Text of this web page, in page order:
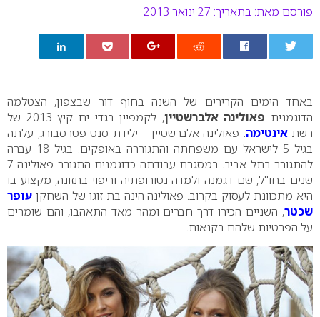
פורסם מאת: בתאריך: 27 ינואר 2013
באחד הימים הקרירים של השנה בחוף דור שבצפון, הצטלמה
הדוגמנית פאולינה אלברשטיין
, לקמפיין בגדי ים קיץ 2013 של
רשתאינטימה. פאולינה אלברשטיין – ילידת סנט פטרסבורג, עלתה
בגיל 5 לישראל עם משפחתה והתגוררה באופקים. בגיל 18 עברה
להתגורר בתל אביב. במסגרת עבודתה כדוגמנית התגורר פאולינה 7
שנים בחו"ל, שם דגמנה ולמדה נטורופתיה וריפוי בתזונה, מקצוע בו
היא מתכוונת לעסוק בקרוב. פאולינה הינה בת זוגו של השחקן עופר
שכטר, השניים הכירו דרך חברים ומהר מאד התאהבו, והם שומרים
על הפרטיות שלהם בקנאות.